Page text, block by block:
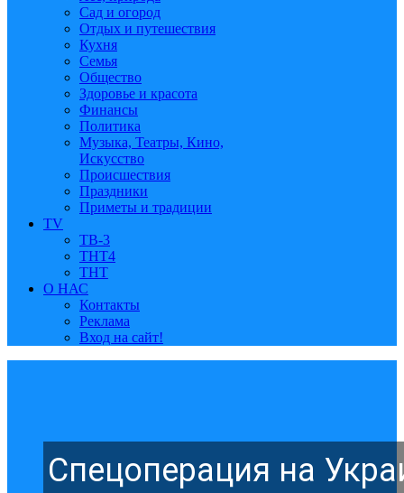
Сад и огород
Отдых и путешествия
Кухня
Семья
Общество
Здоровье и красота
Финансы
Политика
Музыка, Театры, Кино,
Искусство
Происшествия
Праздники
Приметы и традиции
TV
ТВ-3
ТНТ4
ТНТ
О НАС
Контакты
Реклама
Вход на сайт!
Спецоперация на